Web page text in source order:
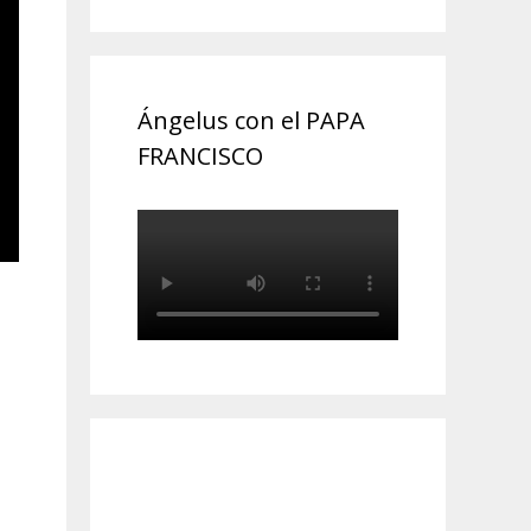
Ángelus con el PAPA
FRANCISCO